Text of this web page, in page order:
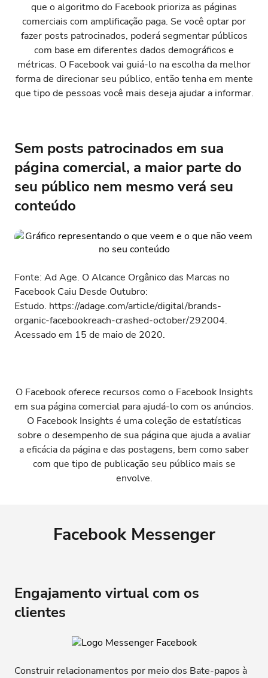
que o algoritmo do Facebook prioriza as páginas
comerciais com amplificação paga. Se você optar por
fazer posts patrocinados, poderá segmentar públicos
com base em diferentes dados demográficos e
métricas. O Facebook vai guiá-lo na escolha da melhor
forma de direcionar seu público, então tenha em mente
que tipo de pessoas você mais deseja ajudar a informar.
Sem posts patrocinados em sua
página comercial, a maior parte do
seu público nem mesmo verá seu
conteúdo
Fonte: Ad Age. O Alcance Orgânico das Marcas no
Facebook Caiu Desde Outubro:
Estudo. https://adage.com/article/digital/brands-
organic-facebookreach-crashed-october/292004.
Acessado em 15 de maio de 2020.
O Facebook oferece recursos como o Facebook Insights
em sua página comercial para ajudá-lo com os anúncios.
O Facebook Insights é uma coleção de estatísticas
sobre o desempenho de sua página que ajuda a avaliar
a eficácia da página e das postagens, bem como saber
com que tipo de publicação seu público mais se
envolve.
Facebook Messenger
Engajamento virtual com os
clientes
Construir relacionamentos por meio dos Bate-papos à